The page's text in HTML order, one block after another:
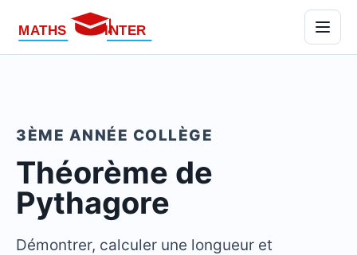
Menu
3ÈME ANNÉE COLLÈGE
Théorème de
Pythagore
Démontrer, calculer une longueur et